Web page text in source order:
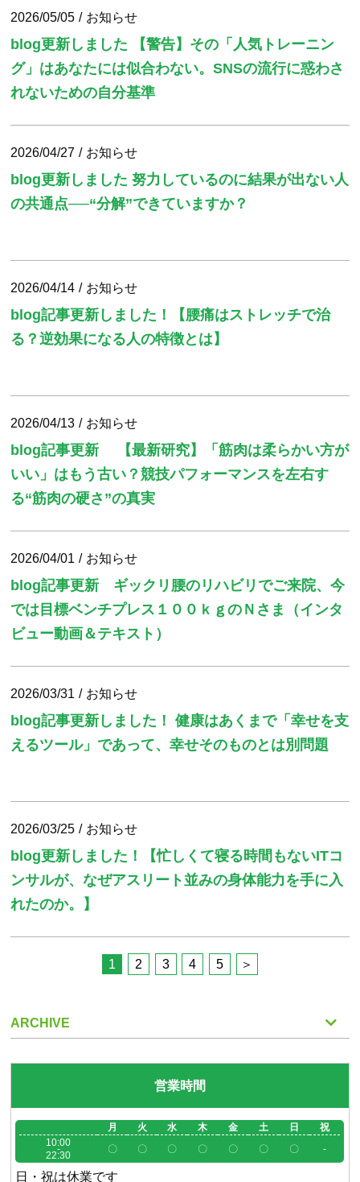
2026/05/05 お知らせ
blog更新しました 【警告】その「人気トレーニン
グ」はあなたには似合わない。SNSの流行に惑わさ
れないための自分基準
2026/04/27 お知らせ
blog更新しました 努力しているのに結果が出ない人
の共通点──“分解”できていますか？
2026/04/14 お知らせ
blog記事更新しました！【腰痛はストレッチで治
る？逆効果になる人の特徴とは】
2026/04/13 お知らせ
blog記事更新 【最新研究】「筋肉は柔らかい方が
いい」はもう古い？競技パフォーマンスを左右す
る“筋肉の硬さ”の真実
2026/04/01 お知らせ
blog記事更新 ギックリ腰のリハビリでご来院、今
では目標ベンチプレス１００ｋｇのＮさま（インタ
ビュー動画＆テキスト）
2026/03/31 お知らせ
blog記事更新しました！ 健康はあくまで「幸せを支
えるツール」であって、幸せそのものとは別問題
2026/03/25 お知らせ
blog更新しました！【忙しくて寝る時間もないITコ
ンサルが、なぜアスリート並みの身体能力を手に入
れたのか。】
1 2 3 4 5
ARCHIVE
営業時間
月 火 水 木 金 土 日
祝
10:00
-
22:30
〇 〇 〇 〇 〇 〇 〇 -
日・祝は休業です